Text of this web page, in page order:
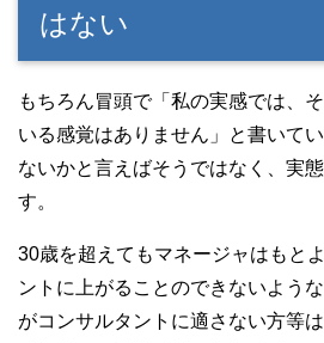
はない
もちろん冒頭で「私の実感では、
いる感覚はありません」と書いて
ないかと言えばそうではなく、実
す。
30歳を超えてもマネージャはもと
ントに上がることのできないよう
がコンサルタントに適さない方等